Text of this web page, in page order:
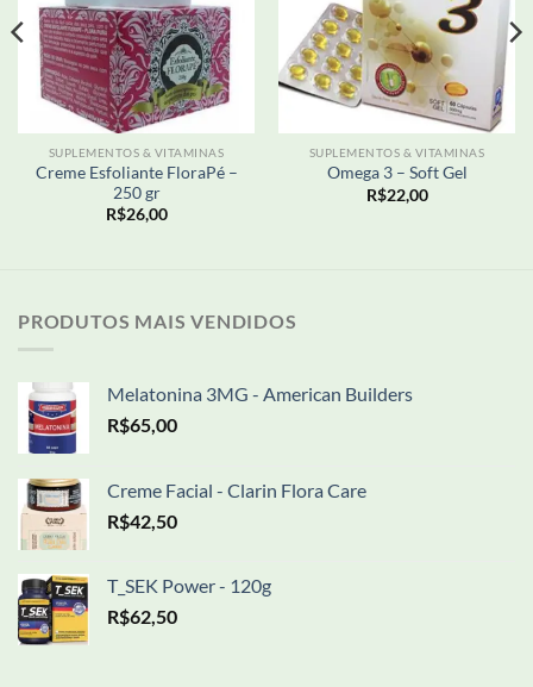
SUPLEMENTOS & VITAMINAS
Creme Esfoliante FloraPé –
250 gr
R$26,00
SUPLEMENTOS & VITAMINAS
Omega 3 – Soft Gel
R$22,00
PRODUTOS MAIS VENDIDOS
Melatonina 3MG - American Builders
R$65,00
Creme Facial - Clarin Flora Care
R$42,50
T_SEK Power - 120g
R$62,50